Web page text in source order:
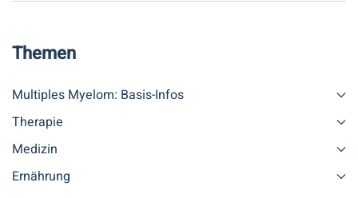
Themen
Multiples Myelom: Basis-Infos
Therapie
Medizin
Ernährung